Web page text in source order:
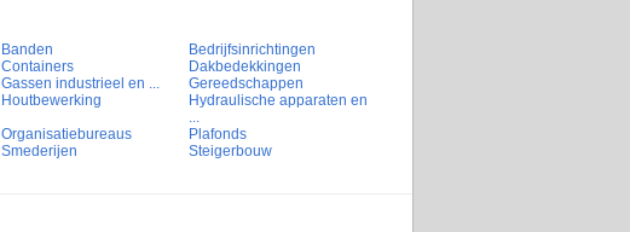
Banden
Bedrijfsinrichtingen
Containers
Dakbedekkingen
Gassen industrieel en ...
Gereedschappen
Houtbewerking
Hydraulische apparaten en
...
Organisatiebureaus
Plafonds
Smederijen
Steigerbouw